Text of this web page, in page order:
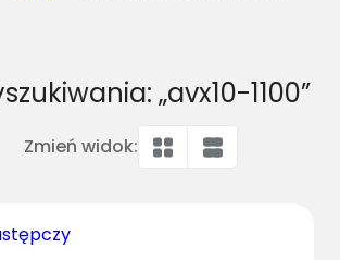
„avx10-1100”
Zmień widok: